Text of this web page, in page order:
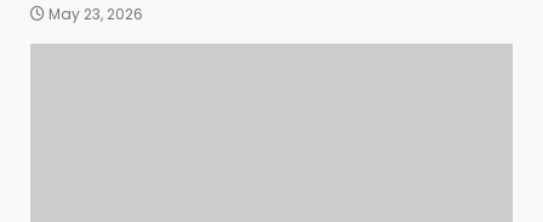
May 23, 2026